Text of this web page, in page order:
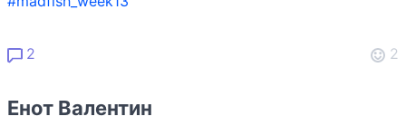
2 2
Енот Валентин